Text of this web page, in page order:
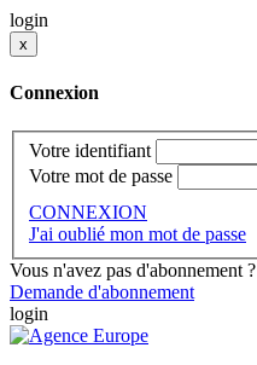
login
x
Connexion
Votre identifiant
Votre mot de passe
CONNEXION
J'ai oublié mon mot de passe
Vous n'avez pas d'abonnement ?
Demande d'abonnement
login